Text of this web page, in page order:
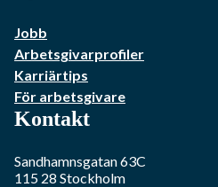
Jobb
Arbetsgivarprofiler
Karriärtips
För arbetsgivare
Kontakt
Sandhamnsgatan 63C
115 28 Stockholm